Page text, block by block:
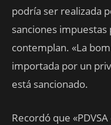
podría ser realizada
sanciones impuestas
contemplan. «La
importada por un
está sancionado.
Recordó que